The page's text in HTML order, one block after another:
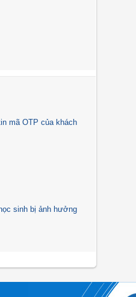
mã OTP của khách
sinh bị ảnh hưởng